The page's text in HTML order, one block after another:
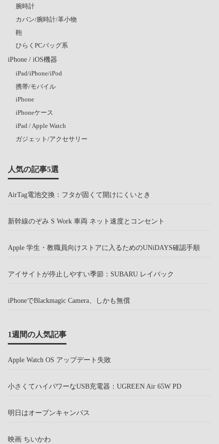
腕時計
カバン/腕時計/革小物
鞄
ひらくPCバッグ系
iPhone / iOS機器
iPad/iPhone/iPod
携帯/モバイル
iPhone
iPhoneケース
iPad / Apple Watch
ガジェット/アクセサリー
人気の記事5選
AirTag電池交換：フタが固くて開けにくいとき
新幹線のぞみ S Work 車両 ネット速度とコンセント
Apple 学生・教職員向けストアに入るためのUNiDAYS確認手順
アイサイトが停止しやすい季節：SUBARU レイバック
iPhoneでBlackmagic Camera、しかも無償
1週間の人気記事
Apple Watch OS アップデート失敗
小さくてハイパワーなUSB充電器：UGREEN Air 65W PD
明日はオープンキャンパス
映画 ちいかわ